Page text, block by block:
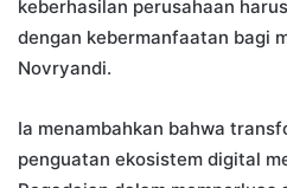
keberhasilan perusahaan
dengan kebermanfaatan bagi
Novryandi.
Ia menambahkan bahwa
penguatan ekosistem digital